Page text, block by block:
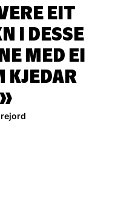
EIT
I DESSE
MED EI
KJEDAR